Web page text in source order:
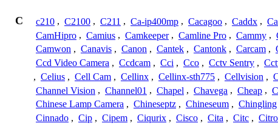
C c210 , C2100 , C211 , Ca-ip400mp , Cacagoo , Caddx ,
CamHipro , Camius , Camkeeper , Camline Pro , Cammy ,
Camwon , Canavis , Canon , Cantek , Cantonk , Carcam ,
Ccd Video Camera , Ccdcam , Cci , Cco , Cctv Sentry ,
, Celius , Cell Cam , Cellinx , Cellinx-sth775 , Cellvision ,
Channel Vision , Channel01 , Chapel , Chavega , Cheap ,
Chinese Lamp Camera , Chineseptz , Chineseum , Chingling
Cinnado , Cip , Cipem , Ciqurix , Cisco , Cita , Citc ,